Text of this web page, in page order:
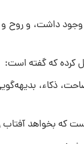
داشت، و روح و
کرده که گفته است:
ذکاء،
که بخواهد آفتاب